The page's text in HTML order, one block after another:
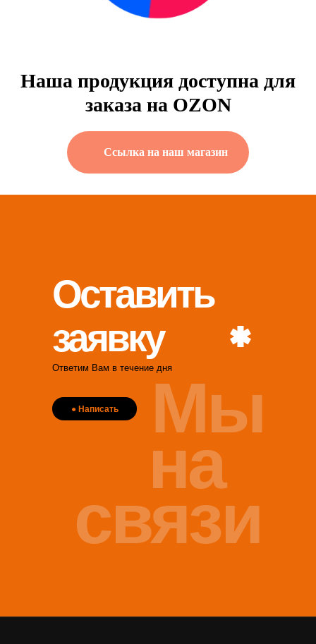
Наша продукция доступна для
заказа на OZON
Ссылка на наш магазин
Ответим Вам в течение дня
на
связи
Мы
● Написать
Оставить
заявку